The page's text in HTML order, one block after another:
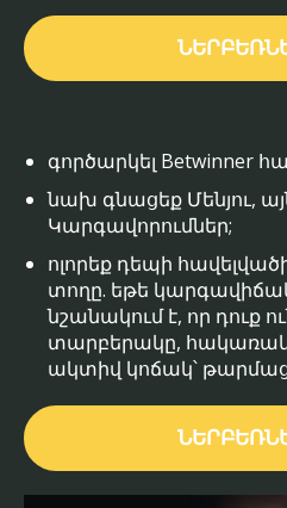
գործարկել Betwinner
նախ գնացեք Մենյու,
Կարգավորումներ;
ոլորեք դեպի
տողը. եթե
նշանակում է, որ դուք
տարբերակը, հակառակ
ակտիվ կոճակ՝